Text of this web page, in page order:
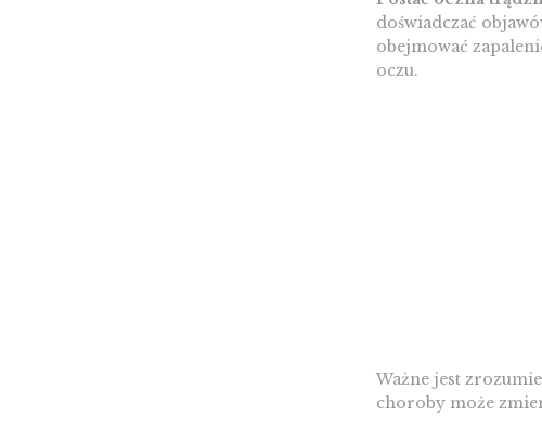
doświadczać
obejmować
oczu.
Ważne jest
choroby może